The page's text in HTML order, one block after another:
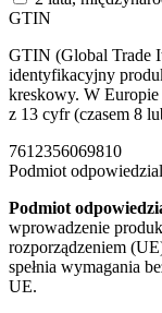
GTIN
GTIN (Global Trade
identyfikacyjny
kreskowy. W
z 13 cyfr (czasem 8
7612356069810
Podmiot
Podmiot
wprowadzenie
rozporządzeniem
spełnia wymagania
UE.